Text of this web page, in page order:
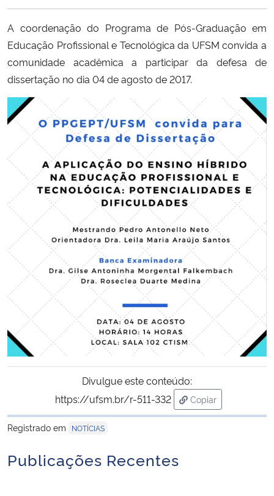
Ministério da Cidadania
Ministério da Saúde
Ministério de Minas e Energia
Ministério da Ciência, Tecnologia, Inovações e Comunicações
Ministério do Meio Ambiente
Ministério do Turismo
Ministério do Desenvolvimento Regional
Controladoria-Geral da União
Ministério da Mulher, da Família e dos Direitos Humanos
Secretaria-Geral
Secretaria de Governo
Gabinete de Segurança Institucional
Advocacia-Geral da União
Banco Central do Brasil
Planalto
A coordenação do Programa de Pós-Graduação em
Educação Profissional e Tecnológica da UFSM convida a
comunidade acadêmica a participar da defesa de
dissertação no dia 04 de agosto de 2017.
Divulgue este conteúdo:
https://ufsm.br/r-511-332
Copiar
para área de
Registrado em
NOTÍCIAS
Publicações Recentes